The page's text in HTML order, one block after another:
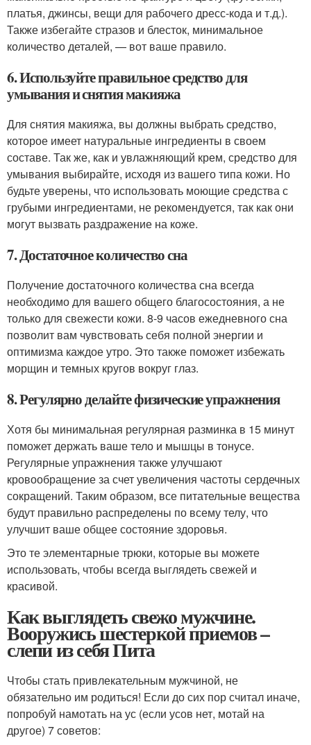
платья, джинсы, вещи для рабочего дресс-кода и т.д.).
Также избегайте стразов и блесток, минимальное
количество деталей, — вот ваше правило.
6. Используйте правильное средство для
умывания и снятия макияжа
Для снятия макияжа, вы должны выбрать средство,
которое имеет натуральные ингредиенты в своем
составе. Так же, как и увлажняющий крем, средство для
умывания выбирайте, исходя из вашего типа кожи. Но
будьте уверены, что использовать моющие средства с
грубыми ингредиентами, не рекомендуется, так как они
могут вызвать раздражение на коже.
7. Достаточное количество сна
Получение достаточного количества сна всегда
необходимо для вашего общего благосостояния, а не
только для свежести кожи. 8-9 часов ежедневного сна
позволит вам чувствовать себя полной энергии и
оптимизма каждое утро. Это также поможет избежать
морщин и темных кругов вокруг глаз.
8. Регулярно делайте физические упражнения
Хотя бы минимальная регулярная разминка в 15 минут
поможет держать ваше тело и мышцы в тонусе.
Регулярные упражнения также улучшают
кровообращение за счет увеличения частоты сердечных
сокращений. Таким образом, все питательные вещества
будут правильно распределены по всему телу, что
улучшит ваше общее состояние здоровья.
Это те элементарные трюки, которые вы можете
использовать, чтобы всегда выглядеть свежей и
красивой.
Как выглядеть свежо мужчине.
Вооружись шестеркой приемов –
слепи из себя Пита
Чтобы стать привлекательным мужчиной, не
обязательно им родиться! Если до сих пор считал иначе,
попробуй намотать на ус (если усов нет, мотай на
другое) 7 советов: